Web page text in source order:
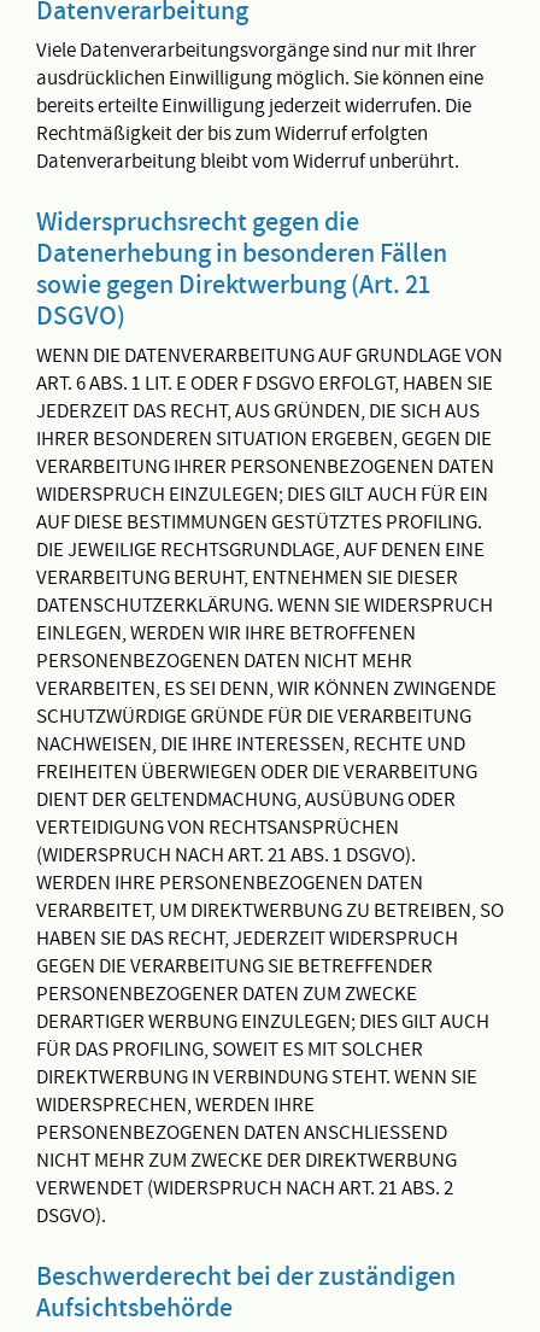
Datenverarbeitung
Viele Datenverarbeitungsvorgänge sind nur mit Ihrer
ausdrücklichen Einwilligung möglich. Sie können eine
bereits erteilte Einwilligung jederzeit widerrufen. Die
Rechtmäßigkeit der bis zum Widerruf erfolgten
Datenverarbeitung bleibt vom Widerruf unberührt.
Widerspruchsrecht gegen die
Datenerhebung in besonderen Fällen
sowie gegen Direktwerbung (Art. 21
DSGVO)
WENN DIE DATENVERARBEITUNG AUF GRUNDLAGE VON
ART. 6 ABS. 1 LIT. E ODER F DSGVO ERFOLGT, HABEN SIE
JEDERZEIT DAS RECHT, AUS GRÜNDEN, DIE SICH AUS
IHRER BESONDEREN SITUATION ERGEBEN, GEGEN DIE
VERARBEITUNG IHRER PERSONENBEZOGENEN DATEN
WIDERSPRUCH EINZULEGEN; DIES GILT AUCH FÜR EIN
AUF DIESE BESTIMMUNGEN GESTÜTZTES PROFILING.
DIE JEWEILIGE RECHTSGRUNDLAGE, AUF DENEN EINE
VERARBEITUNG BERUHT, ENTNEHMEN SIE DIESER
DATENSCHUTZERKLÄRUNG. WENN SIE WIDERSPRUCH
EINLEGEN, WERDEN WIR IHRE BETROFFENEN
PERSONENBEZOGENEN DATEN NICHT MEHR
VERARBEITEN, ES SEI DENN, WIR KÖNNEN ZWINGENDE
SCHUTZWÜRDIGE GRÜNDE FÜR DIE VERARBEITUNG
NACHWEISEN, DIE IHRE INTERESSEN, RECHTE UND
FREIHEITEN ÜBERWIEGEN ODER DIE VERARBEITUNG
DIENT DER GELTENDMACHUNG, AUSÜBUNG ODER
VERTEIDIGUNG VON RECHTSANSPRÜCHEN
(WIDERSPRUCH NACH ART. 21 ABS. 1 DSGVO).
WERDEN IHRE PERSONENBEZOGENEN DATEN
VERARBEITET, UM DIREKTWERBUNG ZU BETREIBEN, SO
HABEN SIE DAS RECHT, JEDERZEIT WIDERSPRUCH
GEGEN DIE VERARBEITUNG SIE BETREFFENDER
PERSONENBEZOGENER DATEN ZUM ZWECKE
DERARTIGER WERBUNG EINZULEGEN; DIES GILT AUCH
FÜR DAS PROFILING, SOWEIT ES MIT SOLCHER
DIREKTWERBUNG IN VERBINDUNG STEHT. WENN SIE
WIDERSPRECHEN, WERDEN IHRE
PERSONENBEZOGENEN DATEN ANSCHLIESSEND
NICHT MEHR ZUM ZWECKE DER DIREKTWERBUNG
VERWENDET (WIDERSPRUCH NACH ART. 21 ABS. 2
DSGVO).
Beschwerde­recht bei der zuständigen
Aufsichts­behörde